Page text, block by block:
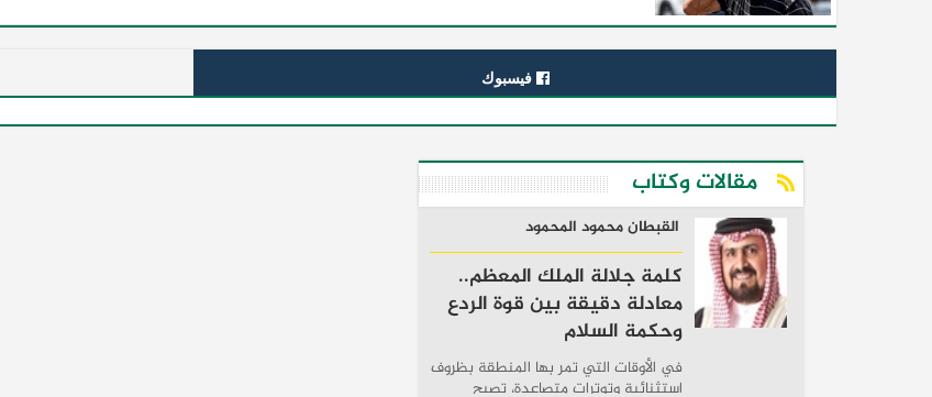
فيسبوك
مقالات وكتاب
القبطان محمود المحمود
كلمة جلالة الملك المعظم..
معادلة دقيقة بين قوة الردع
وحكمة السلام
في الأوقات التي تمر بها المنطقة بظروف
استثنائية وتوترات متصاعدة، تصبح